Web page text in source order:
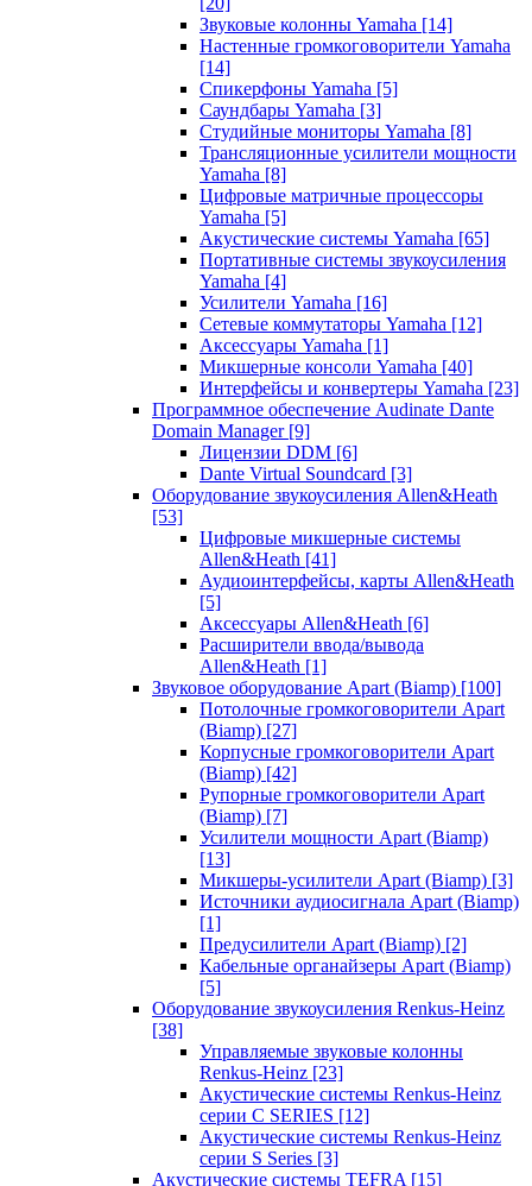
Звуковые колонны Yamaha [14]
Настенные громкоговорители Yamaha
[14]
Спикерфоны Yamaha [5]
Саундбары Yamaha [3]
Студийные мониторы Yamaha [8]
Трансляционные усилители мощности
Yamaha [8]
Цифровые матричные процессоры
Yamaha [5]
Акустические системы Yamaha [65]
Портативные системы звукоусиления
Yamaha [4]
Усилители Yamaha [16]
Сетевые коммутаторы Yamaha [12]
Аксессуары Yamaha [1]
Микшерные консоли Yamaha [40]
Интерфейсы и конвертеры Yamaha [23]
Программное обеспечение Audinate Dante
Domain Manager [9]
Лицензии DDM [6]
Dante Virtual Soundcard [3]
Оборудование звукоусиления Allen&Heath
[53]
Цифровые микшерные системы
Allen&Heath [41]
Аудиоинтерфейсы, карты Allen&Heath
[5]
Аксессуары Allen&Heath [6]
Расширители ввода/вывода
Allen&Heath [1]
Звуковое оборудование Apart (Biamp) [100]
Потолочные громкоговорители Apart
(Biamp) [27]
Корпусные громкоговорители Apart
(Biamp) [42]
Рупорные громкоговорители Apart
(Biamp) [7]
Усилители мощности Apart (Biamp)
[13]
Микшеры-усилители Apart (Biamp) [3]
Источники аудиосигнала Apart (Biamp)
[1]
Предусилители Apart (Biamp) [2]
Кабельные органайзеры Apart (Biamp)
[5]
Оборудование звукоусиления Renkus-Heinz
[38]
Управляемые звуковые колонны
Renkus-Heinz [23]
Акустические системы Renkus-Heinz
серии C SERIES [12]
Акустические системы Renkus-Heinz
серии S Series [3]
Акустические системы TEFRA [15]